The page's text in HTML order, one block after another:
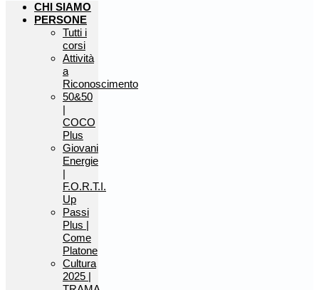
CHI SIAMO
PERSONE
Tutti i
corsi
Attività
a
Riconoscimento
50&50
|
COCO
Plus
Giovani
Energie
|
F.O.R.T.I.
Up
Passi
Plus |
Come
Platone
Cultura
2025 |